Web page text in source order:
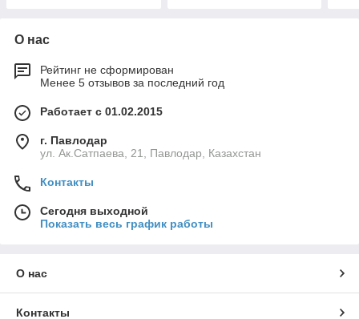
О нас
Рейтинг не сформирован
Менее 5 отзывов за последний год
Работает с 01.02.2015
г. Павлодар
ул. Ак.Сатпаева, 21, Павлодар, Казахстан
Контакты
Сегодня выходной
Показать весь график работы
О нас
Контакты